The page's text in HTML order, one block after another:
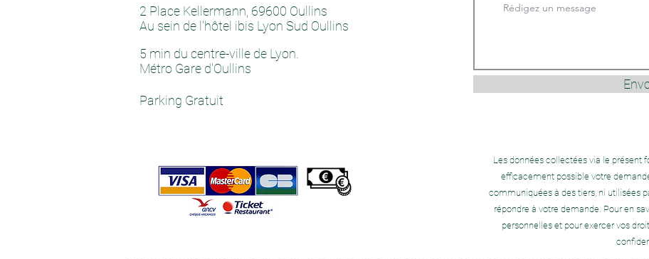
2 Place Kellermann, 69600 Oullins
Au sein de l'hôtel ibis Lyon Sud Oullins
5 min du centre-ville de Lyon.
Métro Gare d'Oullins
Parking Gratuit
​Les données collectées via le présent
efficacement possible votre
communiquées à des tiers, ni utilisées
répondre à votre demande.​ Pour en
personnelles et pour exercer vos